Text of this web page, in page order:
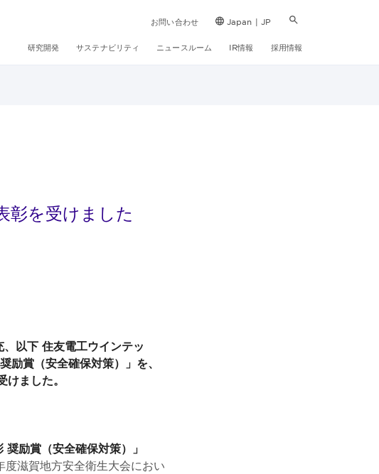
お問い合わせ Japan | JP
研究開発 サステナビリティ ニュースルーム IR情報 採用情報
彰を受けました
以下 住友電工ウインテッ
賞（安全確保対策）」を、
ました。
励賞（安全確保対策）」
滋賀地方安全衛生大会におい